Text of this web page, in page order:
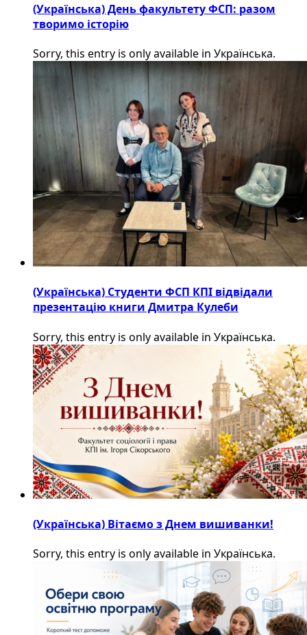
(Українська) День факультету ФСП: разом
творимо історію
Sorry, this entry is only available in Українська.
(Українська) Студенти ФСП КПІ відвідали
презентацію книги Дмитра Кулеби
Sorry, this entry is only available in Українська.
(Українська) Вітаємо з Днем вишиванки!
Sorry, this entry is only available in Українська.